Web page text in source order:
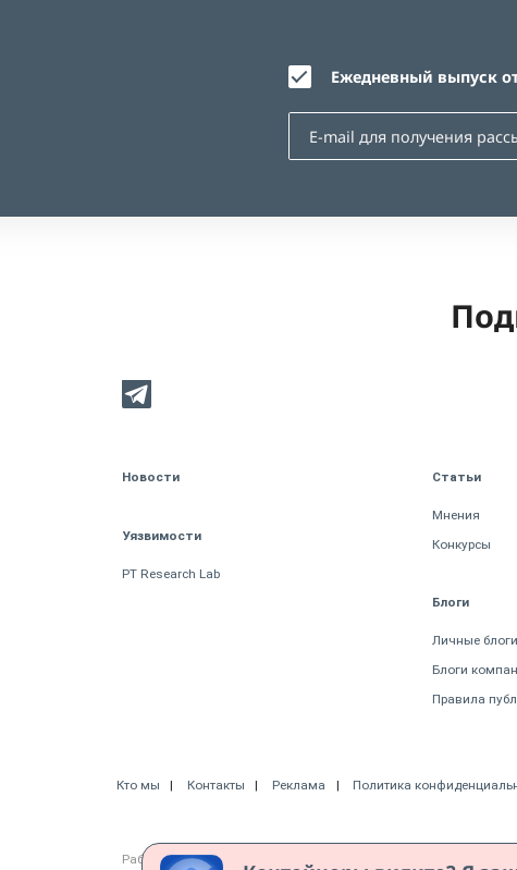
Ежедневный выпуск
Новости
Уязвимости
PT Research Lab
Статьи
Мнения
Конкурсы
Блоги
Личные блоги
Блоги
Правила
Кто мы Контакты Реклама Политика
Работает на CMS "1С-Битрикс: Управление сайтом"